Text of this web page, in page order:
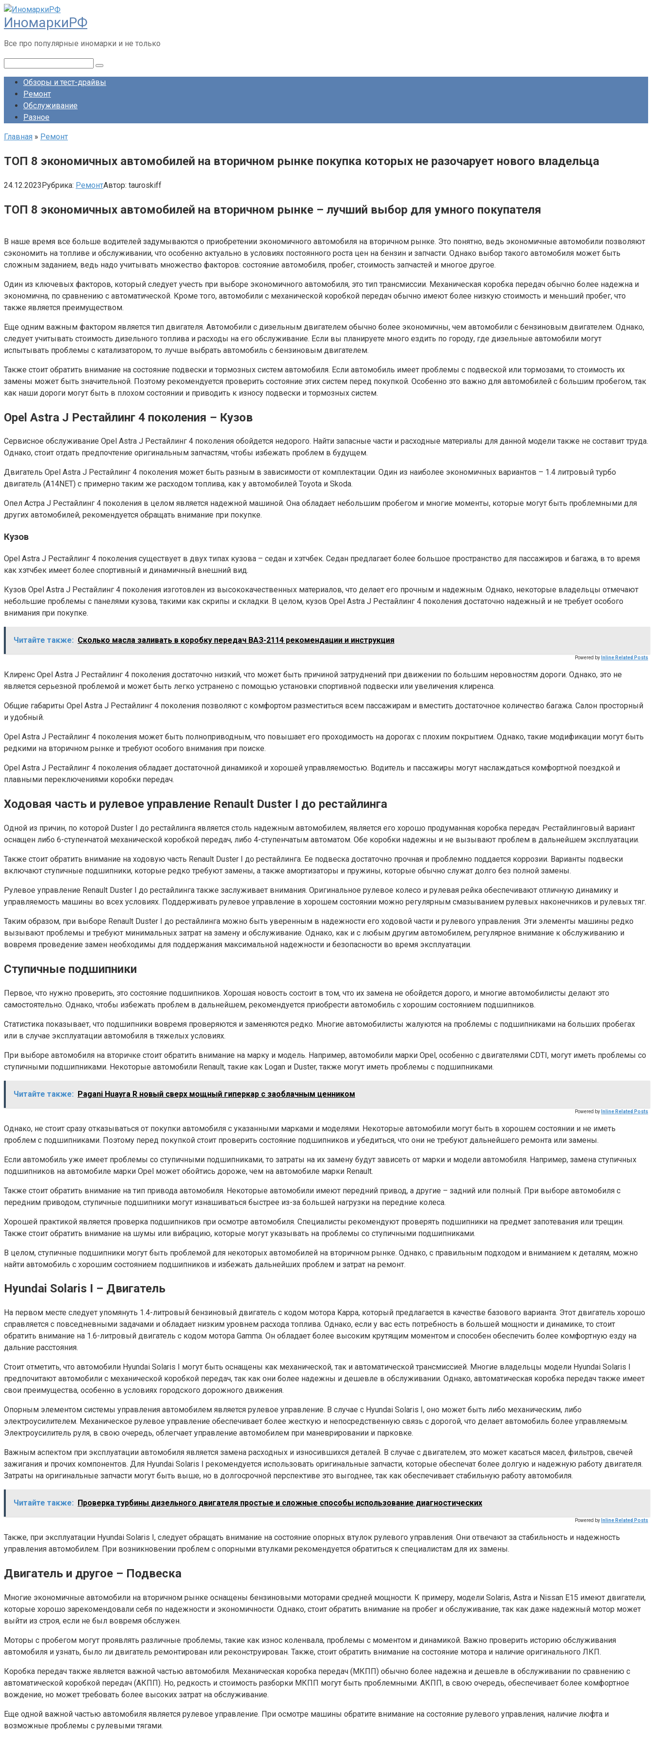
Перейти
к
контенту
ИномаркиРФ
Все про популярные иномарки и не только
Обзоры и тест-драйвы
Ремонт
Обслуживание
Разное
Главная » Ремонт
ТОП 8 экономичных автомобилей на вторичном рынке покупка которых не разочарует нового владельца
24.12.2023Рубрика: РемонтАвтор: tauroskiff
ТОП 8 экономичных автомобилей на вторичном рынке – лучший выбор для умного покупателя
В наше время все больше водителей задумываются о приобретении экономичного автомобиля на вторичном рынке. Это понятно, ведь экономичные автомобили позволяют
сэкономить на топливе и обслуживании, что особенно актуально в условиях постоянного роста цен на бензин и запчасти. Однако выбор такого автомобиля может быть
сложным заданием, ведь надо учитывать множество факторов: состояние автомобиля, пробег, стоимость запчастей и многое другое.
Один из ключевых факторов, который следует учесть при выборе экономичного автомобиля, это тип трансмиссии. Механическая коробка передач обычно более надежна и
экономична, по сравнению с автоматической. Кроме того, автомобили с механической коробкой передач обычно имеют более низкую стоимость и меньший пробег, что
также является преимуществом.
Еще одним важным фактором является тип двигателя. Автомобили с дизельным двигателем обычно более экономичны, чем автомобили с бензиновым двигателем. Однако,
следует учитывать стоимость дизельного топлива и расходы на его обслуживание. Если вы планируете много ездить по городу, где дизельные автомобили могут
испытывать проблемы с катализатором, то лучше выбрать автомобиль с бензиновым двигателем.
Также стоит обратить внимание на состояние подвески и тормозных систем автомобиля. Если автомобиль имеет проблемы с подвеской или тормозами, то стоимость их
замены может быть значительной. Поэтому рекомендуется проверить состояние этих систем перед покупкой. Особенно это важно для автомобилей с большим пробегом, так
как наши дороги могут быть в плохом состоянии и приводить к износу подвески и тормозных систем.
Opel Astra J Рестайлинг 4 поколения – Кузов
Сервисное обслуживание Opel Astra J Рестайлинг 4 поколения обойдется недорого. Найти запасные части и расходные материалы для данной модели также не составит труда.
Однако, стоит отдать предпочтение оригинальным запчастям, чтобы избежать проблем в будущем.
Двигатель Opel Astra J Рестайлинг 4 поколения может быть разным в зависимости от комплектации. Один из наиболее экономичных вариантов – 1.4 литровый турбо
двигатель (A14NET) с примерно таким же расходом топлива, как у автомобилей Toyota и Skoda.
Опел Астра J Рестайлинг 4 поколения в целом является надежной машиной. Она обладает небольшим пробегом и многие моменты, которые могут быть проблемными для
других автомобилей, рекомендуется обращать внимание при покупке.
Кузов
Opel Astra J Рестайлинг 4 поколения существует в двух типах кузова – седан и хэтчбек. Седан предлагает более большое пространство для пассажиров и багажа, в то время
как хэтчбек имеет более спортивный и динамичный внешний вид.
Кузов Opel Astra J Рестайлинг 4 поколения изготовлен из высококачественных материалов, что делает его прочным и надежным. Однако, некоторые владельцы отмечают
небольшие проблемы с панелями кузова, такими как скрипы и складки. В целом, кузов Opel Astra J Рестайлинг 4 поколения достаточно надежный и не требует особого
внимания при покупке.
Читайте также: Сколько масла заливать в коробку передач ВАЗ-2114 рекомендации и инструкция
Powered by Inline Related Posts
Клиренс Opel Astra J Рестайлинг 4 поколения достаточно низкий, что может быть причиной затруднений при движении по большим неровностям дороги. Однако, это не
является серьезной проблемой и может быть легко устранено с помощью установки спортивной подвески или увеличения клиренса.
Общие габариты Opel Astra J Рестайлинг 4 поколения позволяют с комфортом разместиться всем пассажирам и вместить достаточное количество багажа. Салон просторный
и удобный.
Opel Astra J Рестайлинг 4 поколения может быть полноприводным, что повышает его проходимость на дорогах с плохим покрытием. Однако, такие модификации могут быть
редкими на вторичном рынке и требуют особого внимания при поиске.
Opel Astra J Рестайлинг 4 поколения обладает достаточной динамикой и хорошей управляемостью. Водитель и пассажиры могут наслаждаться комфортной поездкой и
плавными переключениями коробки передач.
Ходовая часть и рулевое управление Renault Duster I до рестайлинга
Одной из причин, по которой Duster I до рестайлинга является столь надежным автомобилем, является его хорошо продуманная коробка передач. Рестайлинговый вариант
оснащен либо 6-ступенчатой механической коробкой передач, либо 4-ступенчатым автоматом. Обе коробки надежны и не вызывают проблем в дальнейшем эксплуатации.
Также стоит обратить внимание на ходовую часть Renault Duster I до рестайлинга. Ее подвеска достаточно прочная и проблемно поддается коррозии. Варианты подвески
включают ступичные подшипники, которые редко требуют замены, а также амортизаторы и пружины, которые обычно служат долго без полной замены.
Рулевое управление Renault Duster I до рестайлинга также заслуживает внимания. Оригинальное рулевое колесо и рулевая рейка обеспечивают отличную динамику и
управляемость машины во всех условиях. Поддерживать рулевое управление в хорошем состоянии можно регулярным смазыванием рулевых наконечников и рулевых тяг.
Таким образом, при выборе Renault Duster I до рестайлинга можно быть уверенным в надежности его ходовой части и рулевого управления. Эти элементы машины редко
вызывают проблемы и требуют минимальных затрат на замену и обслуживание. Однако, как и с любым другим автомобилем, регулярное внимание к обслуживанию и
вовремя проведение замен необходимы для поддержания максимальной надежности и безопасности во время эксплуатации.
Ступичные подшипники
Первое, что нужно проверить, это состояние подшипников. Хорошая новость состоит в том, что их замена не обойдется дорого, и многие автомобилисты делают это
самостоятельно. Однако, чтобы избежать проблем в дальнейшем, рекомендуется приобрести автомобиль с хорошим состоянием подшипников.
Статистика показывает, что подшипники вовремя проверяются и заменяются редко. Многие автомобилисты жалуются на проблемы с подшипниками на больших пробегах
или в случае эксплуатации автомобиля в тяжелых условиях.
При выборе автомобиля на вторичке стоит обратить внимание на марку и модель. Например, автомобили марки Opel, особенно с двигателями CDTI, могут иметь проблемы со
ступичными подшипниками. Некоторые автомобили Renault, такие как Logan и Duster, также могут иметь проблемы с подшипниками.
Читайте также: Pagani Huayra R новый сверх мощный гиперкар с заоблачным ценником
Powered by Inline Related Posts
Однако, не стоит сразу отказываться от покупки автомобиля с указанными марками и моделями. Некоторые автомобили могут быть в хорошем состоянии и не иметь
проблем с подшипниками. Поэтому перед покупкой стоит проверить состояние подшипников и убедиться, что они не требуют дальнейшего ремонта или замены.
Если автомобиль уже имеет проблемы со ступичными подшипниками, то затраты на их замену будут зависеть от марки и модели автомобиля. Например, замена ступичных
подшипников на автомобиле марки Opel может обойтись дороже, чем на автомобиле марки Renault.
Также стоит обратить внимание на тип привода автомобиля. Некоторые автомобили имеют передний привод, а другие – задний или полный. При выборе автомобиля с
передним приводом, ступичные подшипники могут изнашиваться быстрее из-за большей нагрузки на передние колеса.
Хорошей практикой является проверка подшипников при осмотре автомобиля. Специалисты рекомендуют проверять подшипники на предмет запотевания или трещин.
Также стоит обратить внимание на шумы или вибрацию, которые могут указывать на проблемы со ступичными подшипниками.
В целом, ступичные подшипники могут быть проблемой для некоторых автомобилей на вторичном рынке. Однако, с правильным подходом и вниманием к деталям, можно
найти автомобиль с хорошим состоянием подшипников и избежать дальнейших проблем и затрат на ремонт.
Hyundai Solaris I – Двигатель
На первом месте следует упомянуть 1.4-литровый бензиновый двигатель с кодом мотора Kappa, который предлагается в качестве базового варианта. Этот двигатель хорошо
справляется с повседневными задачами и обладает низким уровнем расхода топлива. Однако, если у вас есть потребность в большей мощности и динамике, то стоит
обратить внимание на 1.6-литровый двигатель с кодом мотора Gamma. Он обладает более высоким крутящим моментом и способен обеспечить более комфортную езду на
дальние расстояния.
Стоит отметить, что автомобили Hyundai Solaris I могут быть оснащены как механической, так и автоматической трансмиссией. Многие владельцы модели Hyundai Solaris I
предпочитают автомобили с механической коробкой передач, так как они более надежны и дешевле в обслуживании. Однако, автоматическая коробка передач также имеет
свои преимущества, особенно в условиях городского дорожного движения.
Опорным элементом системы управления автомобилем является рулевое управление. В случае с Hyundai Solaris I, оно может быть либо механическим, либо
электроусилителем. Механическое рулевое управление обеспечивает более жесткую и непосредственную связь с дорогой, что делает автомобиль более управляемым.
Электроусилитель руля, в свою очередь, облегчает управление автомобилем при маневрировании и парковке.
Важным аспектом при эксплуатации автомобиля является замена расходных и износившихся деталей. В случае с двигателем, это может касаться масел, фильтров, свечей
зажигания и прочих компонентов. Для Hyundai Solaris I рекомендуется использовать оригинальные запчасти, которые обеспечат более долгую и надежную работу двигателя.
Затраты на оригинальные запчасти могут быть выше, но в долгосрочной перспективе это выгоднее, так как обеспечивает стабильную работу автомобиля.
Читайте также: Проверка турбины дизельного двигателя простые и сложные способы использование диагностических
Powered by Inline Related Posts
Также, при эксплуатации Hyundai Solaris I, следует обращать внимание на состояние опорных втулок рулевого управления. Они отвечают за стабильность и надежность
управления автомобилем. При возникновении проблем с опорными втулками рекомендуется обратиться к специалистам для их замены.
Двигатель и другое – Подвеска
Многие экономичные автомобили на вторичном рынке оснащены бензиновыми моторами средней мощности. К примеру, модели Solaris, Astra и Nissan E15 имеют двигатели,
которые хорошо зарекомендовали себя по надежности и экономичности. Однако, стоит обратить внимание на пробег и обслуживание, так как даже надежный мотор может
выйти из строя, если не был вовремя обслужен.
Моторы с пробегом могут проявлять различные проблемы, такие как износ коленвала, проблемы с моментом и динамикой. Важно проверить историю обслуживания
автомобиля и узнать, было ли двигатель ремонтирован или реконструирован. Также, стоит обратить внимание на состояние мотора и наличие оригинального ЛКП.
Коробка передач также является важной частью автомобиля. Механическая коробка передач (МКПП) обычно более надежна и дешевле в обслуживании по сравнению с
автоматической коробкой передач (АКПП). Но, редкость и стоимость разборки МКПП могут быть проблемными. АКПП, в свою очередь, обеспечивает более комфортное
вождение, но может требовать более высоких затрат на обслуживание.
Еще одной важной частью автомобиля является рулевое управление. При осмотре машины обратите внимание на состояние рулевого управления, наличие люфта и
возможные проблемы с рулевыми тягами.